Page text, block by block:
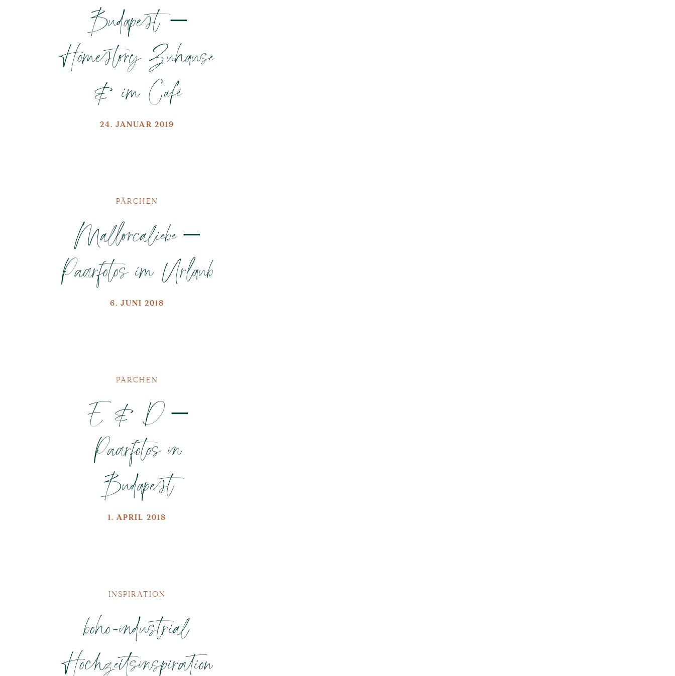
Budapest –
Homestory Zuhause
& im Café
24. JANUAR 2019
PÄRCHEN
Mallorcaliebe –
Paarfotos im Urlaub
6. JUNI 2018
PÄRCHEN
E & D –
Paarfotos in
Budapest
1. APRIL 2018
INSPIRATION
boho-industrial
Hochzeitsinspiration